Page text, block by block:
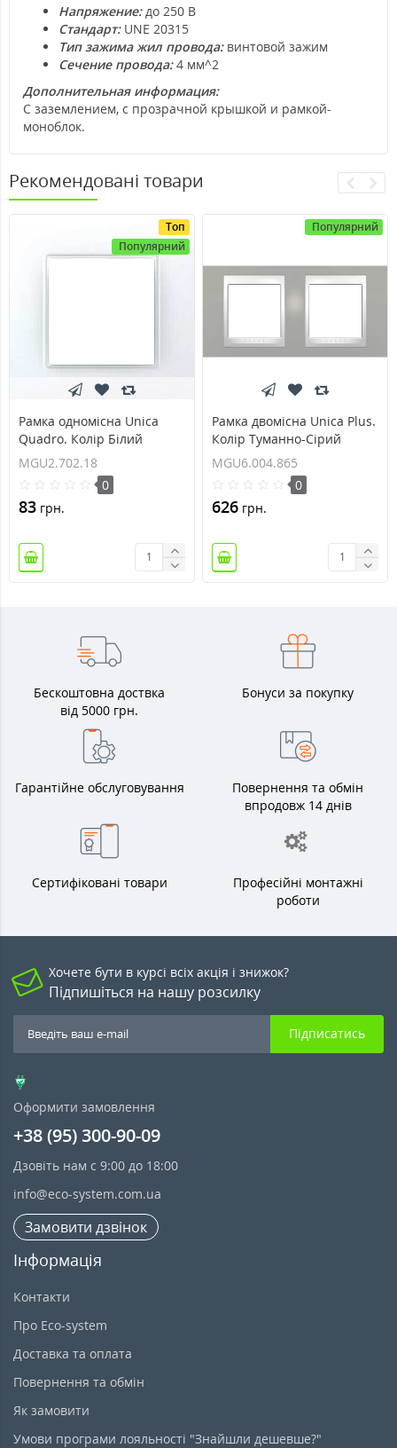
Напряжение:до 250 В
Стандарт: UNE 20315
Тип зажима жил провода:винтовой зажим
Сечение провода:4 мм^2
Дополнительная информация:
С заземлением, с прозрачной крышкой и рамкой-
моноблок.
Рекомендовані товари
Топ
Популярний
Рамка одномісна Unica
Quadro. Колір Білий
MGU2.702.18
MGU2.702.18
0
83 грн.
Популярний
Рамка двомісна Unica Plus.
Колір Туманно-Сірий
MGU6.004.865
MGU6.004.865
0
626 грн.
Бескоштовна доствка
від 5000 грн.
Бонуси за покупку
Гарантійне обслуговування
Повернення та обмін
впродовж 14 днів
Сертифіковані товари
Професійні монтажні
роботи
Хочете бути в курсі всіх акція і знижок?
Підпишіться на нашу розсилку
Підписатись
Оформити замовлення
+38 (95) 300-90-09
Дзовіть нам с 9:00 до 18:00
info@eco-system.com.ua
Замовити дзвінок
Інформація
Контакти
Про Eco-system
Доставка та оплата
Повернення та обмін
Як замовити
Умови програми лояльності "Знайшли дешевше?"